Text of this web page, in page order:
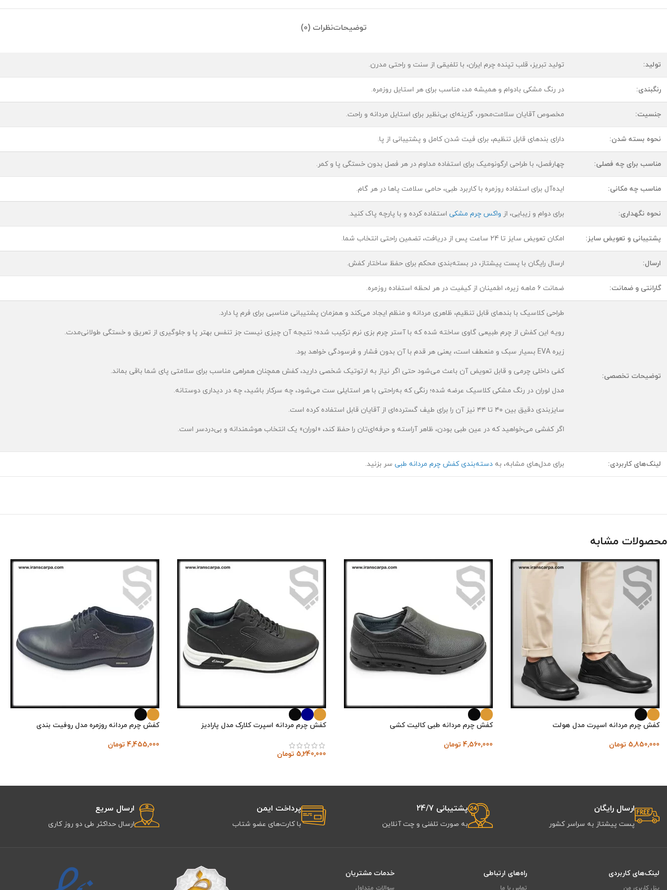
توضیحاتنظرات (0)
تولید: تولید تبریز، قلب تپنده چرم ایران، با تلفیقی از سنت و راحتی مدرن.
رنگبندی: در رنگ مشکی بادوام و همیشه مد، مناسب برای هر استایل روزمره.
جنسیت: مخصوص آقایان سلامت‌محور، گزینه‌ای بی‌نظیر برای استایل مردانه و راحت.
نحوه بسته شدن: دارای بندهای قابل تنظیم، برای فیت شدن کامل و پشتیبانی از پا.
مناسب برای چه فصلی: چهارفصل، با طراحی ارگونومیک برای استفاده مداوم در هر فصل بدون خستگی پا و کمر.
مناسب چه مکانی: ایده‌آل برای استفاده روزمره با کاربرد طبی، حامی سلامت پاها در هر گام.
نحوه نگهداری: برای دوام و زیبایی، از واکس چرم مشکی استفاده کرده و با پارچه پاک کنید.
پشتیبانی و تعویض سایز: امکان تعویض سایز تا 24 ساعت پس از دریافت، تضمین راحتی انتخاب شما.
ارسال: ارسال رایگان با پست پیشتاز، در بسته‌بندی محکم برای حفظ ساختار کفش.
گارانتی و ضمانت: ضمانت 6 ماهه زیره، اطمینان از کیفیت در هر لحظه استفاده روزمره.
توضیحات تخصصی:
طراحی کلاسیک با بندهای قابل تنظیم، ظاهری مردانه و منظم ایجاد می‌کند و همزمان پشتیبانی مناسبی برای فرم پا دارد.
رویه این کفش از چرم طبیعی گاوی ساخته شده که با آستر چرم بزی نرم ترکیب شده؛ نتیجه آن چیزی نیست جز تنفس بهتر پا و جلوگیری از تعریق و خستگی طولانی‌مدت.
زیره EVA بسیار سبک و منعطف است، یعنی هر قدم با آن بدون فشار و فرسودگی خواهد بود.
کفی داخلی چرمی و قابل تعویض آن باعث می‌شود حتی اگر نیاز به ارتوتیک شخصی دارید، کفش همچنان همراهی مناسب برای سلامتی پای شما باقی بماند.
مدل لوران در رنگ مشکی کلاسیک عرضه شده؛ رنگی که به‌راحتی با هر استایلی ست می‌شود، چه سرکار باشید، چه در دیداری دوستانه.
سایزبندی دقیق بین ۴۰ تا ۴۴ نیز آن را برای طیف گسترده‌ای از آقایان قابل استفاده کرده است.
اگر کفشی می‌خواهید که در عین طبی بودن، ظاهر آراسته و حرفه‌ای‌تان را حفظ کند، «لوران» یک انتخاب هوشمندانه و بی‌دردسر است.
لینک‌های کاربردی: برای مدل‌های مشابه، به دسته‌بندی کفش چرم مردانه طبی سر بزنید.
محصولات مشابه
کفش چرم مردانه اسپرت مدل هولت
5,850,000 تومان
کفش چرم مردانه طبی کالیت کشی
4,560,000 تومان
کفش چرم مردانه اسپرت کلارک مدل پارادیز
5,240,000 تومان
کفش چرم مردانه روزمره مدل روفیت بندی
4,455,000 تومان
ارسال رایگان
پست پیشتاز به سراسر کشور
پشتیبانی 24/7
به صورت تلفنی و چت آنلاین
پرداخت ایمن
با کارت‌های عضو شتاب
ارسال سریع
ارسال حداکثر طی دو روز کاری
لینک‌های کاربردی
پنل کاربری من
راه‌های ارتباطی
تماس با ما
خدمات مشتریان
سوالات متداول